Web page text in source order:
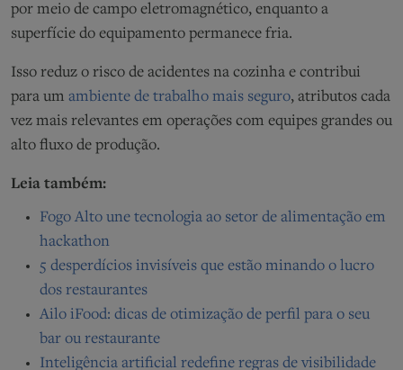
por meio de campo eletromagnético, enquanto a
superfície do equipamento permanece fria.
Isso reduz o risco de acidentes na cozinha e contribui
para um ambiente de trabalho mais seguro, atributos cada
vez mais relevantes em operações com equipes grandes ou
alto fluxo de produção.
Leia também:
Fogo Alto une tecnologia ao setor de alimentação em
hackathon
5 desperdícios invisíveis que estão minando o lucro
dos restaurantes
Ailo iFood: dicas de otimização de perfil para o seu
bar ou restaurante
Inteligência artificial redefine regras de visibilidade